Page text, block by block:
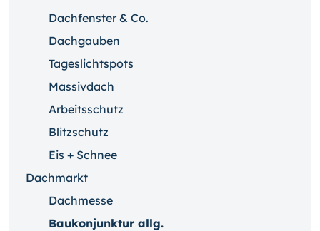
Dachfenster & Co.
Dachgauben
Tageslichtspots
Massivdach
Arbeitsschutz
Blitzschutz
Eis + Schnee
Dachmarkt
Dachmesse
Baukonjunktur allg.